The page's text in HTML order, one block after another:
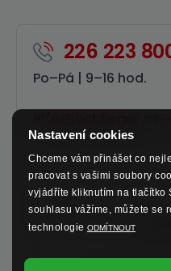
Nastavení cookies
Chceme vám přinášet co
pracovat s vašimi soubory
vyjádříte kliknutím na tlačítko
souhlasu vážíme, můžete se
technologie ODMÍTNOUT
226 223
Po–⁠Pá | 9–⁠16 hod.
Sledujte nás na